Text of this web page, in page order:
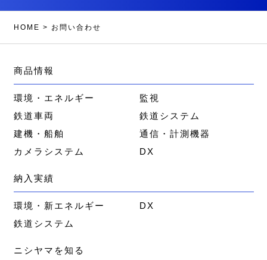
HOME > お問い合わせ
商品情報
環境・エネルギー
監視
鉄道車両
鉄道システム
建機・船舶
通信・計測機器
カメラシステム
DX
納入実績
環境・新エネルギー
DX
鉄道システム
ニシヤマを知る